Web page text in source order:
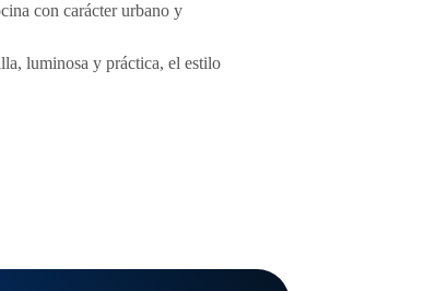
con carácter urbano y
luminosa y práctica, el estilo